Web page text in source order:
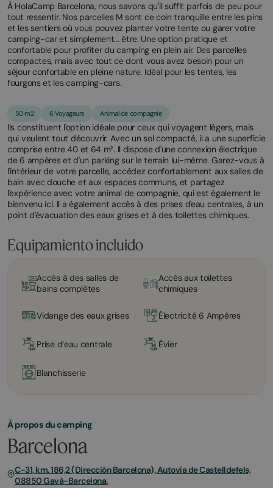
À HolaCamp Barcelona, nous savons qu'il suffit parfois de peu pour
tout ressentir. Nos parcelles M sont ce coin tranquille entre les pins
et les sentiers où vous pouvez planter votre tente ou garer votre
camping-car et simplement... être. Une option pratique et
confortable pour profiter du camping en plein air. Des parcelles
compactes, mais avec tout ce dont vous avez besoin pour un
séjour confortable en pleine nature. Idéal pour les tentes, les
fourgons et les camping-cars.
50 m2 6 Voyageurs Animal de compagnie
Ils constituent l'option idéale pour ceux qui voyagent légers, mais
qui veulent tout découvrir. Avec un sol compacté, il a une superficie
comprise entre 40 et 64 m². Il dispose d'une connexion électrique
de 6 ampères et d'un parking sur le terrain lui-même. Garez-vous à
l'intérieur de votre parcelle, accédez confortablement aux salles de
bain avec douche et aux espaces communs, et partagez
l'expérience avec votre animal de compagnie, qui est également le
bienvenu ici. Il a également accès à des prises d'eau centrales, à un
point d'évacuation des eaux grises et à des toilettes chimiques.
Equipamiento incluido
Accès à des salles de
bains complètes
Accès aux toilettes
chimiques
Vidange des eaux grises Électricité 6 Ampères
Prise d’eau centrale Évier
Blanchisserie
À propos du camping
Barcelona
C-31, km. 186,2 (Dirección Barcelona), Autovía de Castelldefels,
08850 Gavà-Barcelona.